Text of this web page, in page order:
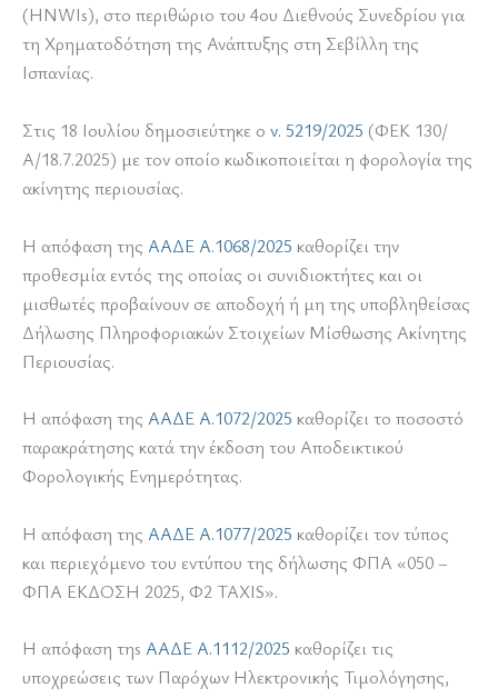
(HNWIs), στο περιθώριο του 4ου Διεθνούς Συνεδρίου για
τη Χρηματοδότηση της Ανάπτυξης στη Σεβίλλη της
Ισπανίας.
Στις 18 Ιουλίου δημοσιεύτηκε ο ν. 5219/2025 (ΦΕΚ 130/
Α/18.7.2025) με τον οποίο κωδικοποιείται η φορολογία της
ακίνητης περιουσίας.
Η απόφαση της ΑΑΔΕ Α.1068/2025 καθορίζει την
προθεσμία εντός της οποίας οι συνιδιοκτήτες και οι
μισθωτές προβαίνουν σε αποδοχή ή μη της υποβληθείσας
Δήλωσης Πληροφοριακών Στοιχείων Μίσθωσης Ακίνητης
Περιουσίας.
Η απόφαση της ΑΑΔΕ Α.1072/2025 καθορίζει το ποσοστό
παρακράτησης κατά την έκδοση του Αποδεικτικού
Φορολογικής Ενημερότητας.
Η απόφαση της ΑΑΔΕ Α.1077/2025 καθορίζει τον τύπος
και περιεχόμενο του εντύπου της δήλωσης ΦΠΑ «050 –
ΦΠΑ ΕΚΔΟΣΗ 2025, Φ2 TAXIS».
Η απόφαση τηs AΑΔΕ A.1112/2025 καθορίζει τις
υποχρεώσεις των Παρόχων Ηλεκτρονικής Τιμολόγησης,